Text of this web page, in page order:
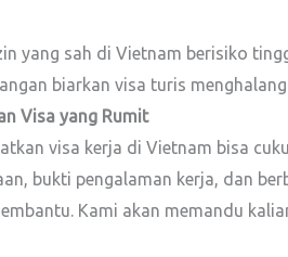
yang sah di Vietnam berisiko
biarkan visa turis
Visa yang Rumit
visa kerja di Vietnam bisa
bukti pengalaman kerja, dan
Kami akan memandu